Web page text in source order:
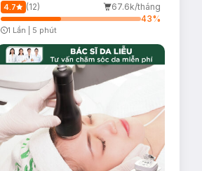
4.7 (12)
67.6k/tháng
43%
Timer Gray Icon
1 Lần 5 phút